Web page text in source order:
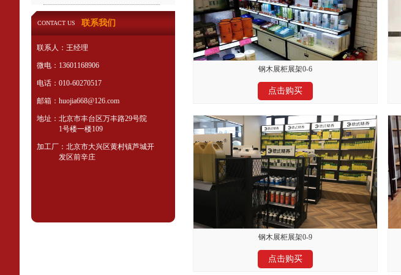
CONTACT US 联系我们
联系人：王经理
微电：13601168906
电话：010-60270517
邮箱：huojia668@126.com
地址：北京市丰台区万丰路29号院
1号楼一楼109
加工厂：北京市大兴区黄村镇芦城开
发区前辛庄
钢木展柜展架0-6
点击购买
钢木展柜展架0-9
点击购买